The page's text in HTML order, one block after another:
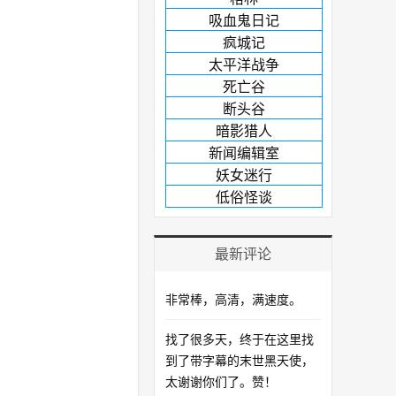
吸血鬼日记
疯城记
太平洋战争
死亡谷
断头谷
暗影猎人
新闻编辑室
妖女迷行
低俗怪谈
最新评论
非常棒，高清，满速度。
找了很多天，终于在这里找
到了带字幕的末世黑天使，
太谢谢你们了。赞！